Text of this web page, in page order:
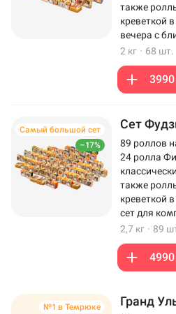
также
креветкой
вечера с
2 кг · 68 шт.
–17%
Самый большой сет Сет
89 роллов
24 ролла
также
креветкой
сет для
максимум
2,7 кг · 89
№1 в Темрюке Гранд